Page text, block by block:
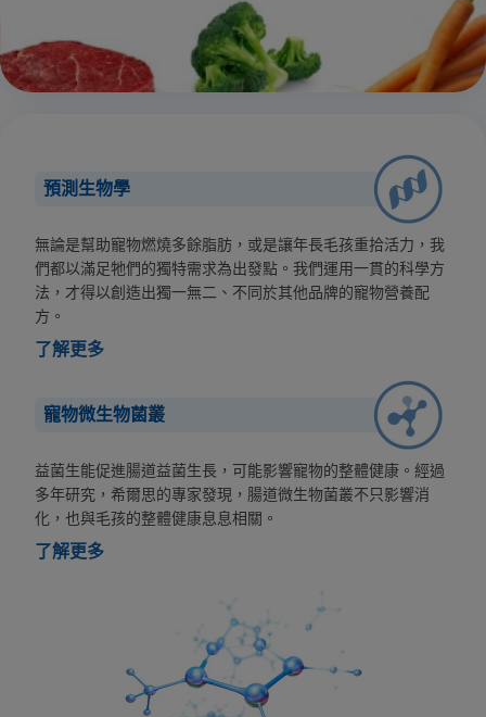
預測生物學
無論是幫助寵物燃燒多餘脂肪，或是讓年長毛孩重拾活力，我
們都以滿足牠們的獨特需求為出發點。我們運用一貫的科學方
法，才得以創造出獨一無二、不同於其他品牌的寵物營養配
方。
了解更多
寵物微生物菌叢
益菌生能促進腸道益菌生長，可能影響寵物的整體健康。經過
多年研究，希爾思的專家發現，腸道微生物菌叢不只影響消
化，也與毛孩的整體健康息息相關。
了解更多